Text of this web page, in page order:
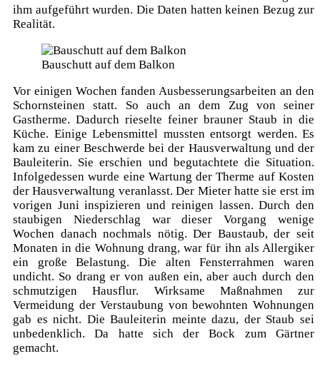
ihm aufgeführt wurden. Die Daten hatten keinen Bezug zur
Realität.
Bauschutt auf dem Balkon
Vor einigen Wochen fanden Ausbesserungsarbeiten an den
Schornsteinen statt. So auch an dem Zug von seiner
Gastherme. Dadurch rieselte feiner brauner Staub in die
Küche. Einige Lebensmittel mussten entsorgt werden. Es
kam zu einer Beschwerde bei der Hausverwaltung und der
Bauleiterin. Sie erschien und begutachtete die Situation.
Infolgedessen wurde eine Wartung der Therme auf Kosten
der Hausverwaltung veranlasst. Der Mieter hatte sie erst im
vorigen Juni inspizieren und reinigen lassen. Durch den
staubigen Niederschlag war dieser Vorgang wenige
Wochen danach nochmals nötig. Der Baustaub, der seit
Monaten in die Wohnung drang, war für ihn als Allergiker
ein große Belastung. Die alten Fensterrahmen waren
undicht. So drang er von außen ein, aber auch durch den
schmutzigen Hausflur. Wirksame Maßnahmen zur
Vermeidung der Verstaubung von bewohnten Wohnungen
gab es nicht. Die Bauleiterin meinte dazu, der Staub sei
unbedenklich. Da hatte sich der Bock zum Gärtner
gemacht.